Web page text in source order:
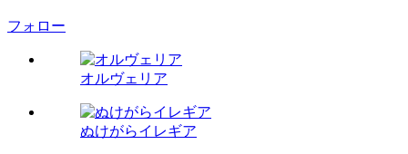
フォロー
オルヴェリア
ぬけがらイレギア